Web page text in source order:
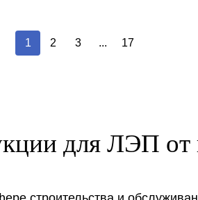
1 2 3 ... 17
для ЛЭП от